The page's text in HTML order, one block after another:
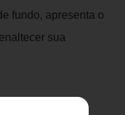
fundo, apresenta o
sua